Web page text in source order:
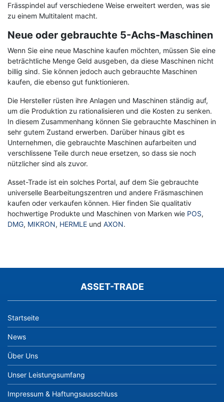
Frässpindel auf verschiedene Weise erweitert werden, was sie
zu einem Multitalent macht.
Neue oder gebrauchte 5-Achs-Maschinen
Wenn Sie eine neue Maschine kaufen möchten, müssen Sie eine
beträchtliche Menge Geld ausgeben, da diese Maschinen nicht
billig sind. Sie können jedoch auch gebrauchte Maschinen
kaufen, die ebenso gut funktionieren.
Die Hersteller rüsten ihre Anlagen und Maschinen ständig auf,
um die Produktion zu rationalisieren und die Kosten zu senken.
In diesem Zusammenhang können Sie gebrauchte Maschinen in
sehr gutem Zustand erwerben. Darüber hinaus gibt es
Unternehmen, die gebrauchte Maschinen aufarbeiten und
verschlissene Teile durch neue ersetzen, so dass sie noch
nützlicher sind als zuvor.
Asset-Trade ist ein solches Portal, auf dem Sie gebrauchte
universelle Bearbeitungszentren und andere Fräsmaschinen
kaufen oder verkaufen können. Hier finden Sie qualitativ
hochwertige Produkte und Maschinen von Marken wie POS,
DMG, MIKRON, HERMLE und AXON.
ASSET-TRADE
Startseite
News
Über Uns
Unser Leistungsumfang
Impressum & Haftungsausschluss